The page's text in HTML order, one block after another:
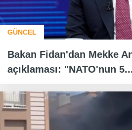
GÜNCEL
Bakan Fidan'dan Mekke
açıklaması: "NATO'nun